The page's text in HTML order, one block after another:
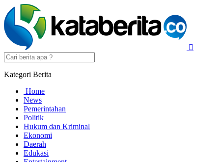
Kategori Berita
Home
News
Pemerintahan
Politik
Hukum dan Kriminal
Ekonomi
Daerah
Edukasi